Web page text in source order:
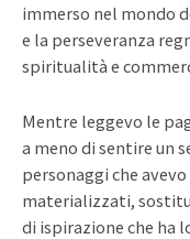
immerso nel mondo
e la perseveranza
spiritualità e
Mentre leggevo le
a meno di sentire un
personaggi che
materializzati,
di ispirazione che ha